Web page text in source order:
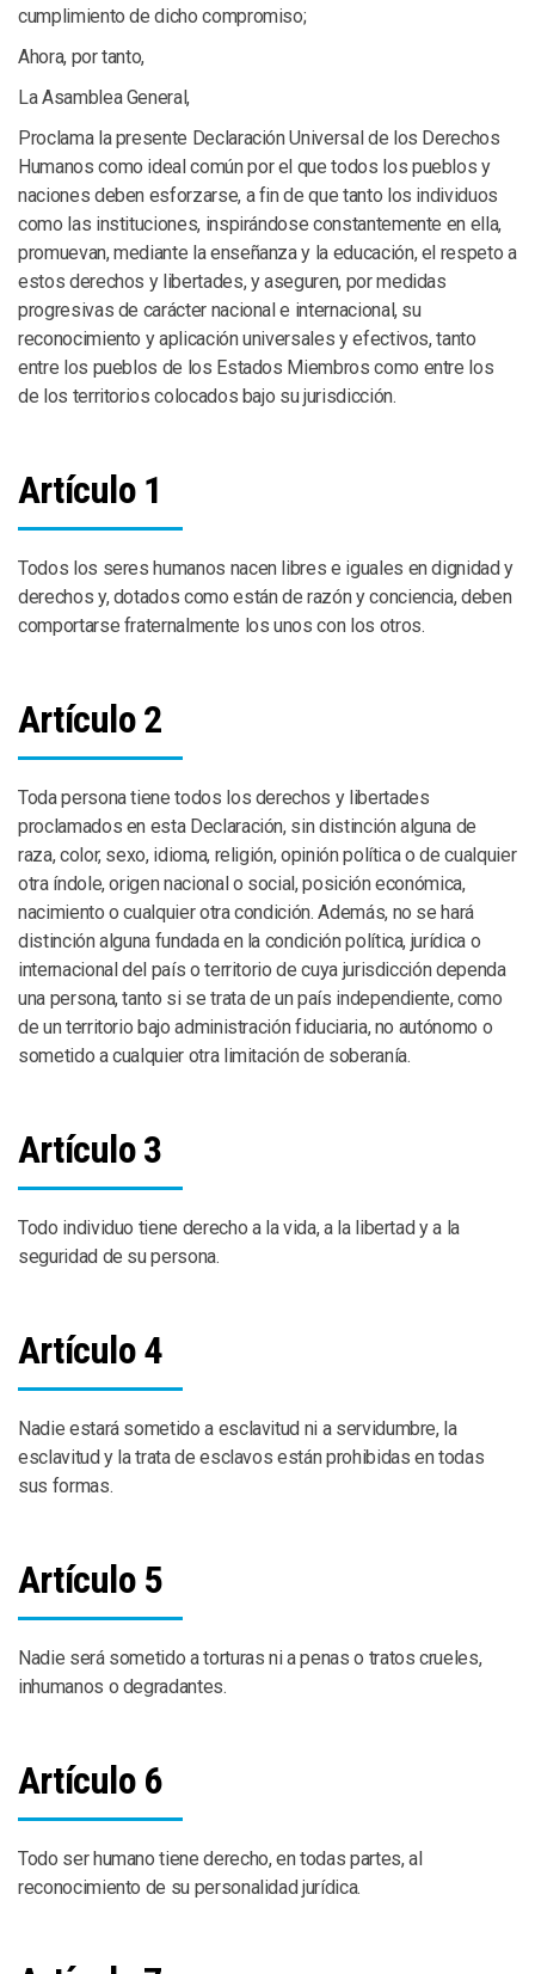
cumplimiento de dicho compromiso;
Ahora, por tanto,
La Asamblea General,
Proclama la presente Declaración Universal de los Derechos
Humanos como ideal común por el que todos los pueblos y
naciones deben esforzarse, a fin de que tanto los individuos
como las instituciones, inspirándose constantemente en ella,
promuevan, mediante la enseñanza y la educación, el respeto a
estos derechos y libertades, y aseguren, por medidas
progresivas de carácter nacional e internacional, su
reconocimiento y aplicación universales y efectivos, tanto
entre los pueblos de los Estados Miembros como entre los
de los territorios colocados bajo su jurisdicción.
Artículo 1
Todos los seres humanos nacen libres e iguales en dignidad y
derechos y, dotados como están de razón y conciencia, deben
comportarse fraternalmente los unos con los otros.
Artículo 2
Toda persona tiene todos los derechos y libertades
proclamados en esta Declaración, sin distinción alguna de
raza, color, sexo, idioma, religión, opinión política o de cualquier
otra índole, origen nacional o social, posición económica,
nacimiento o cualquier otra condición. Además, no se hará
distinción alguna fundada en la condición política, jurídica o
internacional del país o territorio de cuya jurisdicción dependa
una persona, tanto si se trata de un país independiente, como
de un territorio bajo administración fiduciaria, no autónomo o
sometido a cualquier otra limitación de soberanía.
Artículo 3
Todo individuo tiene derecho a la vida, a la libertad y a la
seguridad de su persona.
Artículo 4
Nadie estará sometido a esclavitud ni a servidumbre, la
esclavitud y la trata de esclavos están prohibidas en todas
sus formas.
Artículo 5
Nadie será sometido a torturas ni a penas o tratos crueles,
inhumanos o degradantes.
Artículo 6
Todo ser humano tiene derecho, en todas partes, al
reconocimiento de su personalidad jurídica.